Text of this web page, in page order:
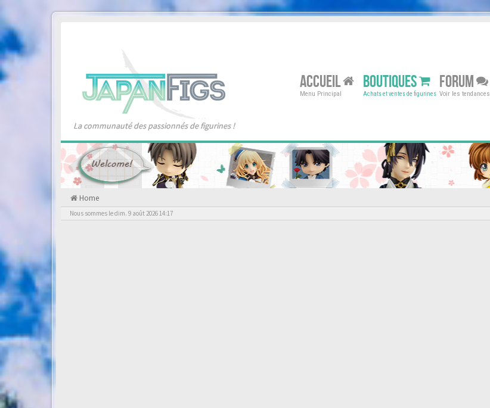
La communauté des passionnés de figurines !
ACCUEIL
Menu Principal
BOUTIQUES
Achats et ventes de figurines
FORUM
Voir les tendances
Home
Nous sommes le dim. 9 août 2026 14:17